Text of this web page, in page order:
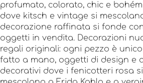
profumato, colorato, chic e
dove kitsch e vintage si
decorazione raffinata si fonde
oggetti in vendita. Decorazioni
regali originali: ogni pezzo è
fatto a mano, oggetti di design e
decorativi dove i fenicotteri rosa si